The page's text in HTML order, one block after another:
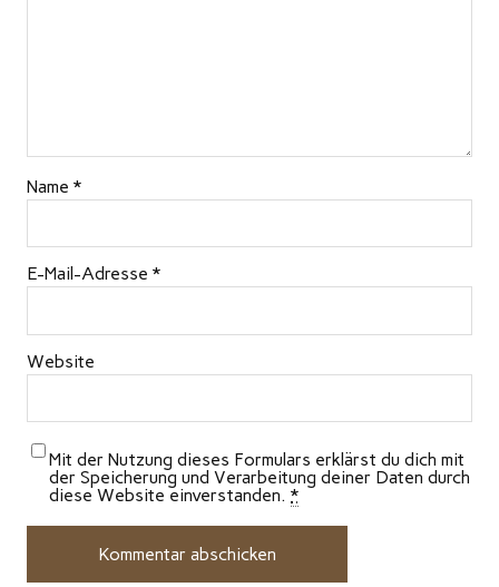
Name *
E-Mail-Adresse *
Website
Mit der Nutzung dieses Formulars erklärst du dich mit
der Speicherung und Verarbeitung deiner Daten durch
diese Website einverstanden. *